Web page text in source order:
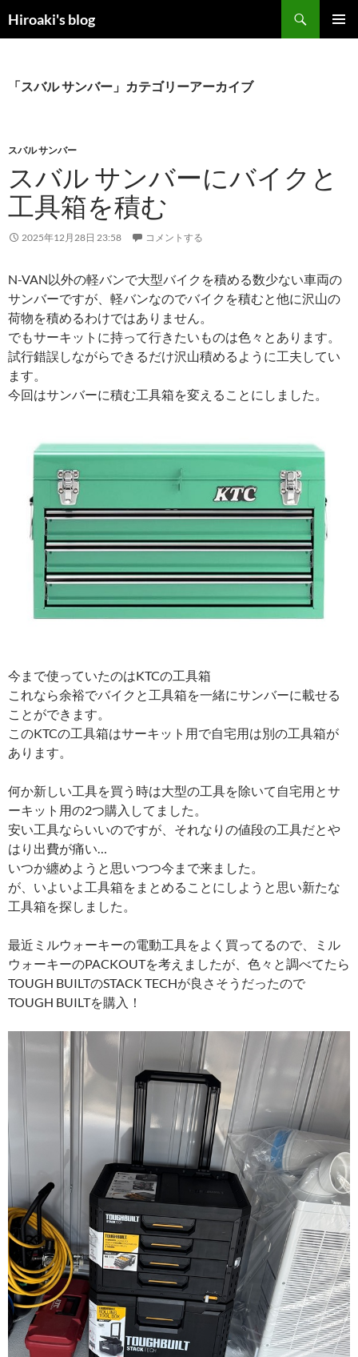
ンHiroaki's blog
索
「スバル サンバー」カテゴリーアーカイブ
スバル サンバー
スバル サンバーにバイクと
工具箱を積む
2025年12月28日 23:58 コメントする
N-VAN以外の軽バンで大型バイクを積める数少ない車両の
サンバーですが、軽バンなのでバイクを積むと他に沢山の
荷物を積めるわけではありません。
でもサーキットに持って行きたいものは色々とあります。
試行錯誤しながらできるだけ沢山積めるように工夫してい
ます。
今回はサンバーに積む工具箱を変えることにしました。
今まで使っていたのはKTCの工具箱
これなら余裕でバイクと工具箱を一緒にサンバーに載せる
ことができます。
このKTCの工具箱はサーキット用で自宅用は別の工具箱が
あります。
何か新しい工具を買う時は大型の工具を除いて自宅用とサ
ーキット用の2つ購入してました。
安い工具ならいいのですが、それなりの値段の工具だとや
はり出費が痛い…
いつか纏めようと思いつつ今まで来ました。
が、いよいよ工具箱をまとめることにしようと思い新たな
工具箱を探しました。
最近ミルウォーキーの電動工具をよく買ってるので、ミル
ウォーキーのPACKOUTを考えましたが、色々と調べてたら
TOUGH BUILTのSTACK TECHが良さそうだったので
TOUGH BUILTを購入！